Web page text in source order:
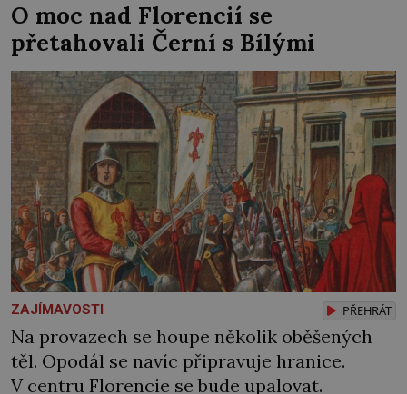
území Nizozemska), kolem roku 1450 však
natrvalo přesídlí do nedalekého Lotrinska
(na severovýchodě dnešní Francie). Věrně
slouží zdejším […]
O moc nad Florencií se
přetahovali Černí s Bílými
ZAJÍMAVOSTI PŘEHRÁT
Na provazech se houpe několik oběšených
těl. Opodál se navíc připravuje hranice.
V centru Florencie se bude upalovat.